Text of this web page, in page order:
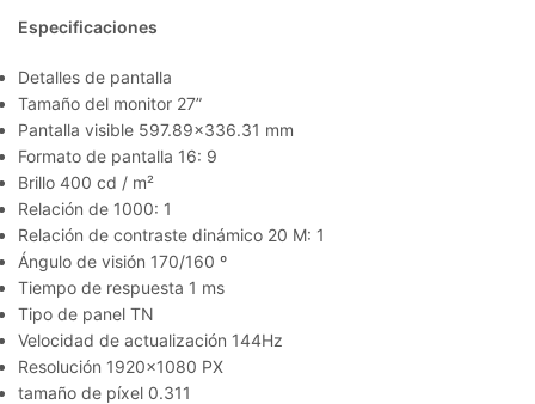
Especificaciones
Detalles de pantalla
Tamaño del monitor 27”
Pantalla visible 597.89×336.31 mm
Formato de pantalla 16: 9
Brillo 400 cd / m²
Relación de 1000: 1
Relación de contraste dinámico 20 M: 1
Ángulo de visión 170/160 º
Tiempo de respuesta 1 ms
Tipo de panel TN
Velocidad de actualización 144Hz
Resolución 1920×1080 PX
tamaño de píxel 0.311